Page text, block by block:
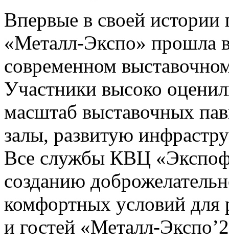
Впервые в своей
«Металл-Экспо» прошла
современном
Участники высоко
масштаб выставочных
залы, развитую
Все службы КВЦ
созданию
комфортных условий для
и гостей «Металл-